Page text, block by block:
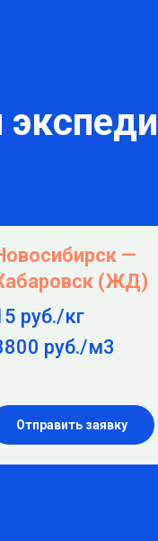
—
(ЖД)
руб./кг
руб./м3
Отправить заявку